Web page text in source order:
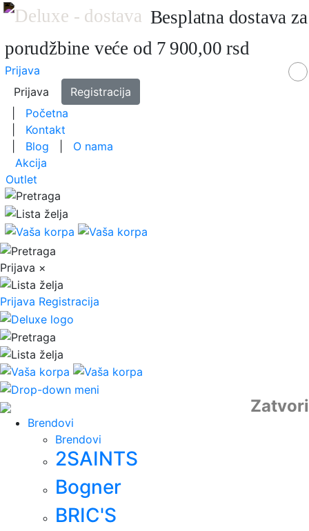
Besplatna dostava za
porudžbine veće od 7 900,00 rsd
Prijava
Prijava
Registracija
Početna
Kontakt
Blog
O nama
Akcija
Outlet
Prijava ×
Prijava Registracija
Zatvori
Brendovi
Brendovi
2SAINTS
Bogner
BRIC'S